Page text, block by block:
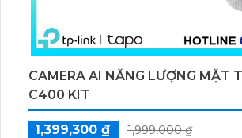
CAMERA AI NĂNG LƯỢNG MẶT
C400 KIT
1,399,300 ₫
1,999,000 ₫